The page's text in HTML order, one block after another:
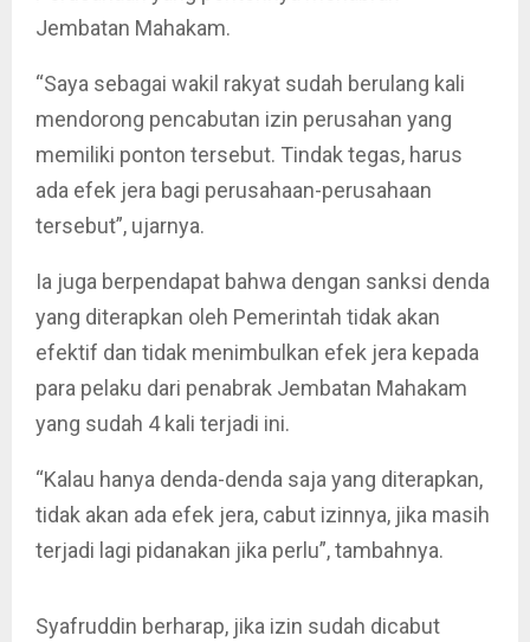
Jembatan Mahakam.
“Saya sebagai wakil rakyat sudah berulang kali
mendorong pencabutan izin perusahan yang
memiliki ponton tersebut. Tindak tegas, harus
ada efek jera bagi perusahaan-perusahaan
tersebut”, ujarnya.
Ia juga berpendapat bahwa dengan sanksi denda
yang diterapkan oleh Pemerintah tidak akan
efektif dan tidak menimbulkan efek jera kepada
para pelaku dari penabrak Jembatan Mahakam
yang sudah 4 kali terjadi ini.
“Kalau hanya denda-denda saja yang diterapkan,
tidak akan ada efek jera, cabut izinnya, jika masih
terjadi lagi pidanakan jika perlu”, tambahnya.
Syafruddin berharap, jika izin sudah dicabut